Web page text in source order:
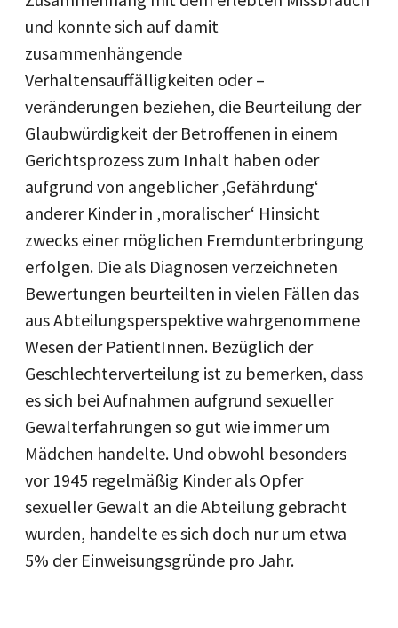
und konnte sich auf damit
zusammenhängende
Verhaltensauffälligkeiten oder –
veränderungen beziehen, die Beurteilung der
Glaubwürdigkeit der Betroffenen in einem
Gerichtsprozess zum Inhalt haben oder
aufgrund von angeblicher ‚Gefährdung‘
anderer Kinder in ‚moralischer‘ Hinsicht
zwecks einer möglichen Fremdunterbringung
erfolgen. Die als Diagnosen verzeichneten
Bewertungen beurteilten in vielen Fällen das
aus Abteilungsperspektive wahrgenommene
Wesen der PatientInnen. Bezüglich der
Geschlechterverteilung ist zu bemerken, dass
es sich bei Aufnahmen aufgrund sexueller
Gewalterfahrungen so gut wie immer um
Mädchen handelte. Und obwohl besonders
vor 1945 regelmäßig Kinder als Opfer
sexueller Gewalt an die Abteilung gebracht
wurden, handelte es sich doch nur um etwa
5% der Einweisungsgründe pro Jahr.